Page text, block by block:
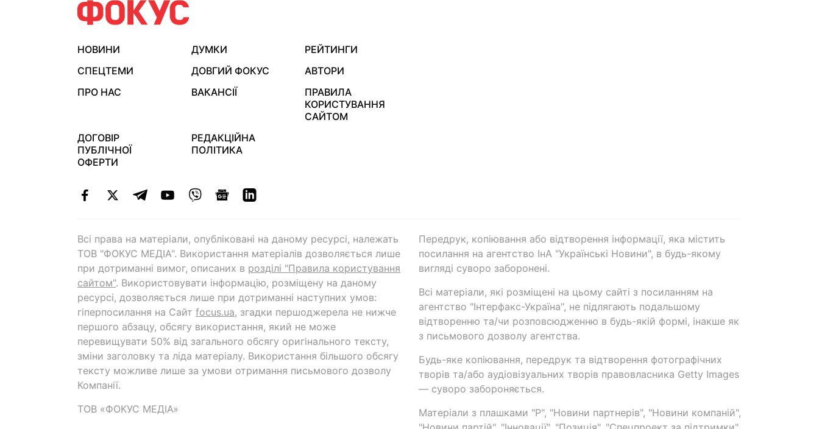
НОВИНИ ДУМКИ
РЕЙТИНГИ
СПЕЦТЕМИ
ДОВГИЙ ФОКУС
АВТОРИ
ПРО НАС
ВАКАНСІЇ
ПРАВИЛА
КОРИСТУВАННЯ
САЙТОМ
ДОГОВІР
ПУБЛІЧНОЇ
ОФЕРТИ
РЕДАКЦІЙНА
ПОЛІТИКА
Всі права на матеріали, опубліковані на даному ресурсі, належать
ТОВ "ФОКУС МЕДІА". Використання матеріалів дозволяється лише
при дотриманні вимог, описаних в розділі "Правила користування
сайтом". Використовувати інформацію, розміщену на даному
ресурсі, дозволяється лише при дотриманні наступних умов:
гіперпосилання на Cайт focus.ua, згадки першоджерела не нижче
першого абзацу, обсягу використання, який не може
перевищувати 50% від загального обсягу оригінального тексту,
зміни заголовку та ліда матеріалу. Використання більшого обсягу
тексту можливе лише за умови отримання письмового дозволу
Компанії.
ТОВ «ФОКУС МЕДІА»
Передрук, копіювання або відтворення інформації, яка містить
посилання на агентство ІнА "Українські Новини", в будь-якому
вигляді суворо заборонені.
Всі матеріали, які розміщені на цьому сайті з посиланням на
агентство "Інтерфакс-Україна", не підлягають подальшому
відтворенню та/чи розповсюдженню в будь-якій формі, інакше як
з письмового дозволу агентства.
Будь-яке копіювання, передрук та відтворення фотографічних
творів та/або аудіовізуальних творів правовласника Getty Images
— суворо забороняється.
Матеріали з плашками "Р", "Новини партнерів", "Новини компаній",